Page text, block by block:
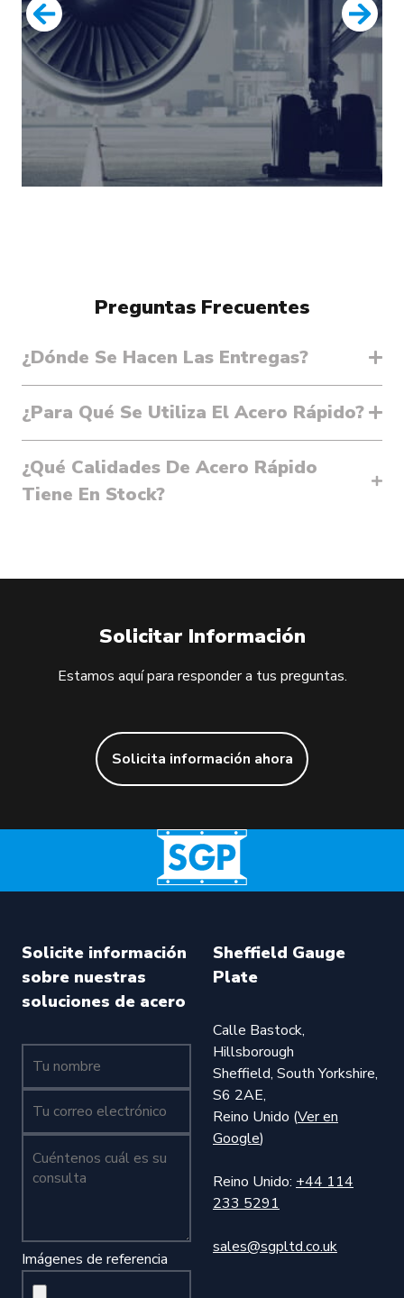
prev next
Preguntas Frecuentes
¿Dónde Se Hacen Las Entregas?
¿Para Qué Se Utiliza El Acero Rápido?
¿Qué Calidades De Acero Rápido
Tiene En Stock?
Solicitar Información
Estamos aquí para responder a tus preguntas.
Solicita información ahora
Solicite información
sobre nuestras
soluciones de acero
Tu nombre (obligatorio)
Cuéntenos cuál es su consulta (obligatorio)
Imágenes de referencia
Sheffield Gauge
Plate
Calle Bastock,
Hillsborough
Sheffield, South Yorkshire,
S6 2AE,
Reino Unido (Ver en
Google)
Reino Unido: +44 114
233 5291
sales@sgpltd.co.uk